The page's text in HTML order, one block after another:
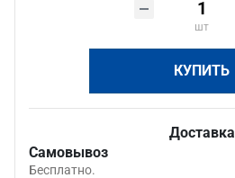
шт
КУПИТЬ
Доставка
Самовывоз
Бесплатно.